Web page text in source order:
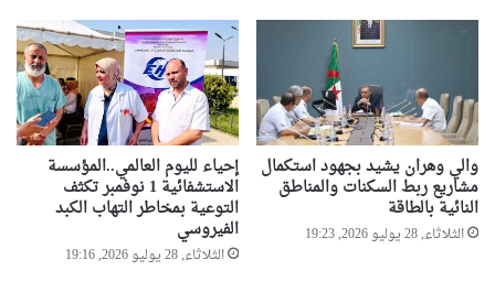
والي وهران يشيد بجهود استكمال
مشاريع ربط السكنات والمناطق
النائية بالطاقة
الثلاثاء, 28 يوليو 2026, 19:23
إحياء لليوم العالمي..المؤسسة
الاستشفائية 1 نوفمبر تكثف
التوعية بمخاطر التهاب الكبد
الفيروسي
الثلاثاء, 28 يوليو 2026, 19:16